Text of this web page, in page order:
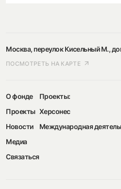
Москва, переулок Кисельный М.,
ПОСМОТРЕТЬ НА КАРТЕ
О фонде
Проекты
Новости
Медиа
Связаться
Проекты:
Херсонес
Международная